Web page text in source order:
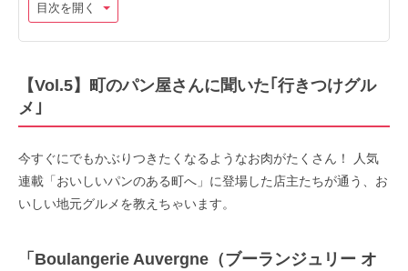
目次を開く
【Vol.5】町のパン屋さんに聞いた｢行きつけグル
メ｣
今すぐにでもかぶりつきたくなるようなお肉がたくさん！ 人気
連載「おいしいパンのある町へ」に登場した店主たちが通う、お
いしい地元グルメを教えちゃいます。
「Boulangerie Auvergne（ブーランジュリー オ